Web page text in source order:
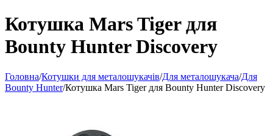
Котушка Mars Tiger для
Bounty Hunter Discovery
Головна/Котушки для металошукачів/Для металошукача/Для
Bounty Hunter/Котушка Mars Tiger для Bounty Hunter Discovery